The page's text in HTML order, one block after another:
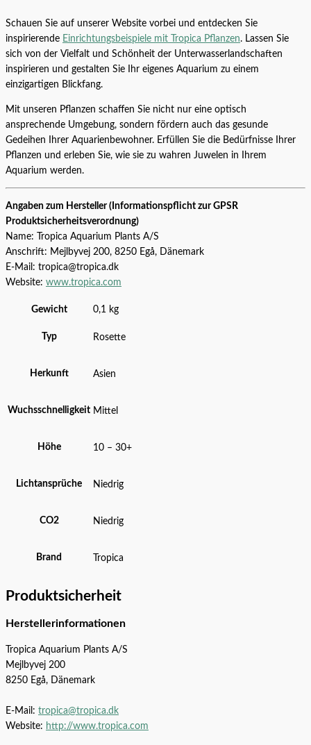
Schauen Sie auf unserer Website vorbei und entdecken Sie
inspirierende Einrichtungsbeispiele mit Tropica Pflanzen. Lassen Sie
sich von der Vielfalt und Schönheit der Unterwasserlandschaften
inspirieren und gestalten Sie Ihr eigenes Aquarium zu einem
einzigartigen Blickfang.
Mit unseren Pflanzen schaffen Sie nicht nur eine optisch
ansprechende Umgebung, sondern fördern auch das gesunde
Gedeihen Ihrer Aquarienbewohner. Erfüllen Sie die Bedürfnisse Ihrer
Pflanzen und erleben Sie, wie sie zu wahren Juwelen in Ihrem
Aquarium werden.
Angaben zum Hersteller (Informationspflicht zur GPSR
Produktsicherheitsverordnung)
Name: Tropica Aquarium Plants A/S
Anschrift: Mejlbyvej 200, 8250 Egå, Dänemark
E-Mail: tropica@tropica.dk
Website: www.tropica.com
Gewicht 0,1 kg
Typ Rosette
Herkunft Asien
Wuchsschnelligkeit Mittel
Höhe 10 – 30+
Lichtansprüche Niedrig
CO2 Niedrig
Brand Tropica
Produktsicherheit
Herstellerinformationen
Tropica Aquarium Plants A/S
Mejlbyvej 200
8250 Egå, Dänemark
E-Mail: tropica@tropica.dk
Website: http://www.tropica.com